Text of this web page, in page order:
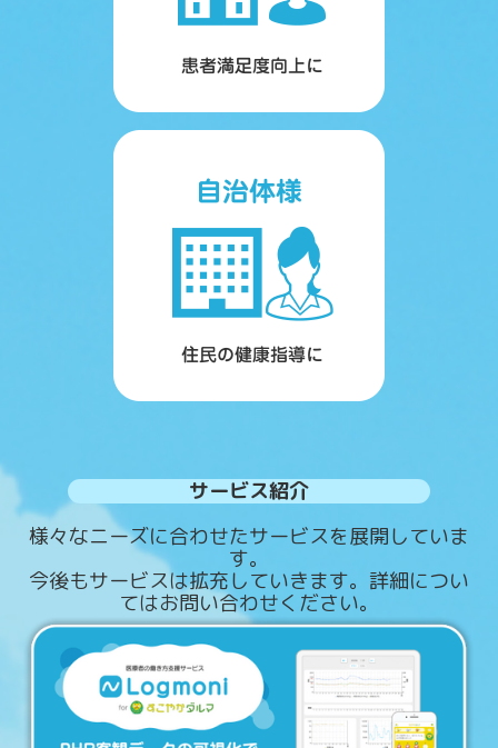
サービス紹介
様々なニーズに合わせたサービスを展開していま
す。
今後もサービスは拡充していきます。詳細につい
てはお問い合わせください。